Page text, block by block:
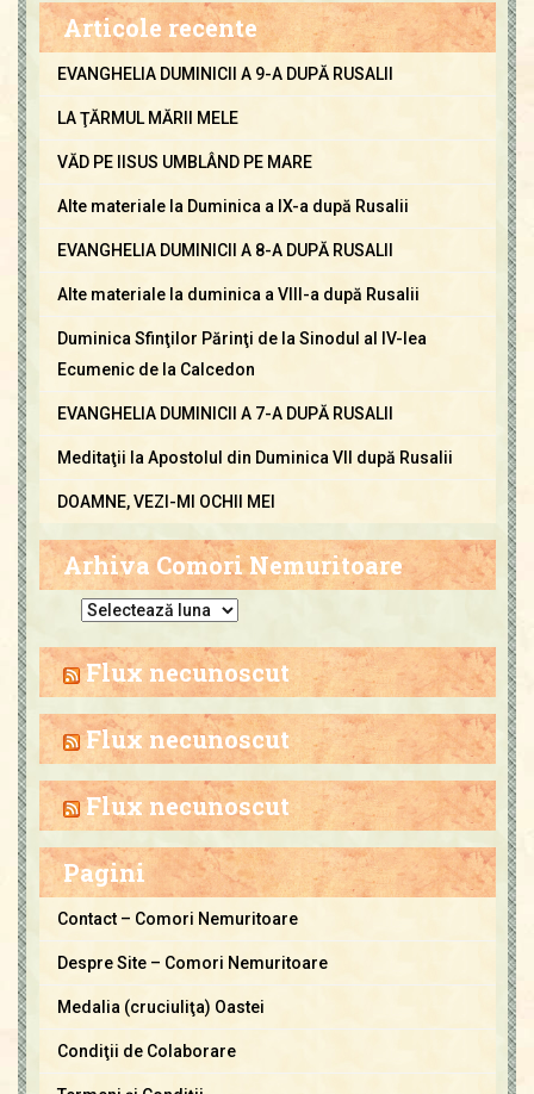
Articole recente
EVANGHELIA DUMINICII A 9-A DUPĂ RUSALII
LA ŢĂRMUL MĂRII MELE
VĂD PE IISUS UMBLÂND PE MARE
Alte materiale la Duminica a IX-a după Rusalii
EVANGHELIA DUMINICII A 8-A DUPĂ RUSALII
Alte materiale la duminica a VIII-a după Rusalii
Duminica Sfinţilor Părinţi de la Sinodul al IV-lea
Ecumenic de la Calcedon
EVANGHELIA DUMINICII A 7-A DUPĂ RUSALII
Meditaţii la Apostolul din Duminica VII după Rusalii
DOAMNE, VEZI-MI OCHII MEI
Arhiva Comori Nemuritoare
h
i
a
C
o
m
i
u
Flux necunoscut
Flux necunoscut
Flux necunoscut
Pagini
Contact – Comori Nemuritoare
Despre Site – Comori Nemuritoare
Medalia (cruciuliţa) Oastei
Condiţii de Colaborare